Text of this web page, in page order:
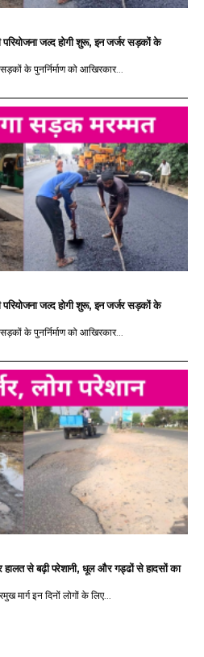
जल्द होगी शुरू, इन जर्जर सड़कों के
के पुनर्निर्माण को आखिरकार...
जल्द होगी शुरू, इन जर्जर सड़कों के
के पुनर्निर्माण को आखिरकार...
हालत से बढ़ी परेशानी, धूल और गड्ढों से हादसों का
मार्ग इन दिनों लोगों के लिए...